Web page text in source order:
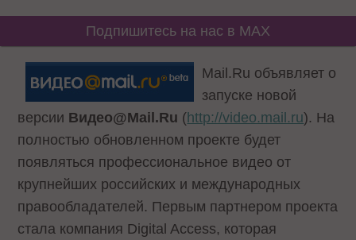
Подпишитесь на нас в MAX
Mail.Ru объявляет о
запуске новой
версии Видео@Mail.Ru (http://video.mail.ru). На
полностью обновленном проекте будет
появляться профессиональное видео от
крупнейших российских и международных
правообладателей. Первым партнером проекта
стала компания Digital Access, которая